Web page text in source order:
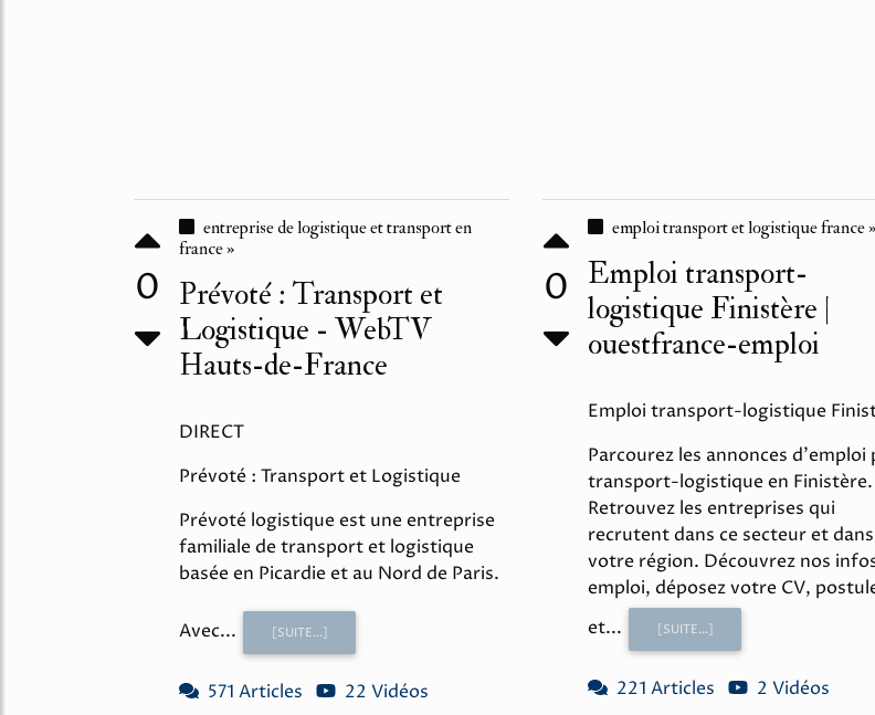
0
entreprise de logistique et transport en
france »
Prévoté : Transport et
Logistique - WebTV
Hauts-de-France
DIRECT
Prévoté : Transport et Logistique
Prévoté logistique est une entreprise
familiale de transport et logistique
basée en Picardie et au Nord de Paris.
Avec... [SUITE...]
571 Articles 22 Vidéos
0
emploi transport et logistique france »
Emploi transport-
logistique Finistère |
ouestfrance-emploi
Emploi transport-logistique
Parcourez les annonces d'emploi
transport-logistique en Finistère.
Retrouvez les entreprises qui
recrutent dans ce secteur et dans
votre région. Découvrez nos
emploi, déposez votre CV,
et...
[SUITE...]
221 Articles
2 Vidéos